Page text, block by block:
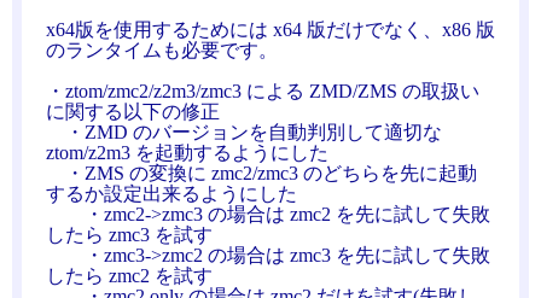
x64版を使用するためには x64 版だけでなく、x86 版
のランタイムも必要です。
・ztom/zmc2/z2m3/zmc3 による ZMD/ZMS の取扱い
に関する以下の修正
・ZMD のバージョンを自動判別して適切な
ztom/z2m3 を起動するようにした
・ZMS の変換に zmc2/zmc3 のどちらを先に起動
するか設定出来るようにした
・zmc2->zmc3 の場合は zmc2 を先に試して失敗
したら zmc3 を試す
・zmc3->zmc2 の場合は zmc3 を先に試して失敗
したら zmc2 を試す